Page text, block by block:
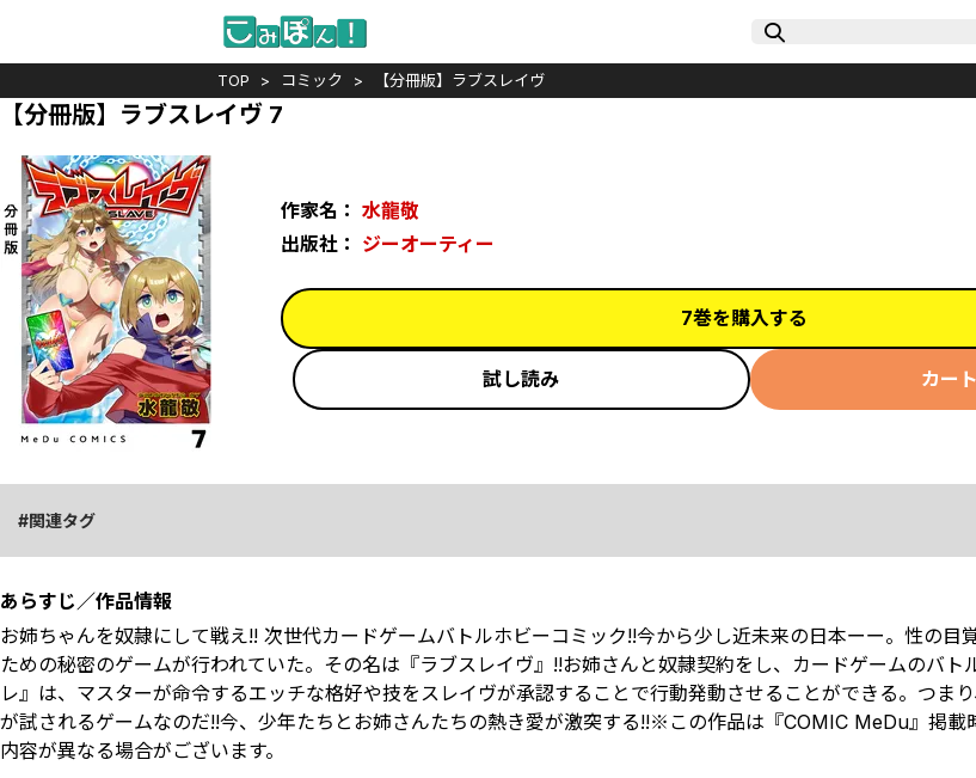
TOP コミック 【分冊版】ラブスレイヴ
【分冊版】ラブスレイヴ 7
作家名： 水龍敬
出版社： ジーオーティー
7巻を購入する
試し読み カー
関連タグ
あらすじ／作品情報
お姉ちゃんを奴隷にして戦え!! 次世代カードゲームバトルホビーコミック!!今から少し近未来の日本ーー。性の目
ための秘密のゲームが行われていた。その名は『ラブスレイヴ』!!お姉さんと奴隷契約をし、カードゲームのバト
レ』は、マスターが命令するエッチな格好や技をスレイヴが承認することで行動発動させることができる。つま
が試されるゲームなのだ!!今、少年たちとお姉さんたちの熱き愛が激突する!!※この作品は『COMIC MeDu』掲載
内容が異なる場合がございます。